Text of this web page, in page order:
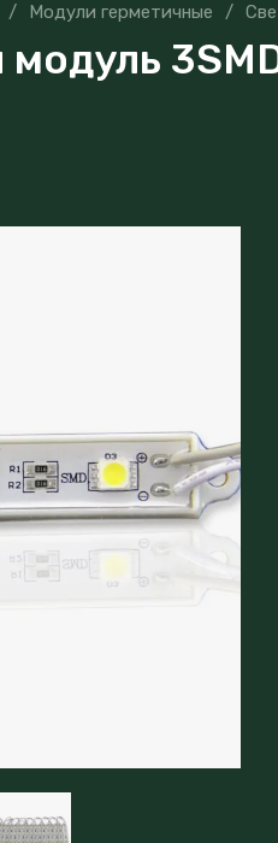
/ Модули герметичные /